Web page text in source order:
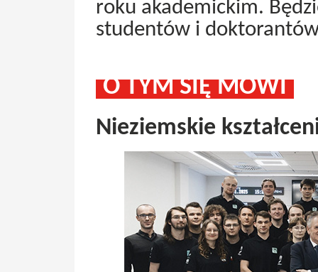
roku akademickim.
studentów i
O TYM SIĘ MÓWI
Nieziemskie